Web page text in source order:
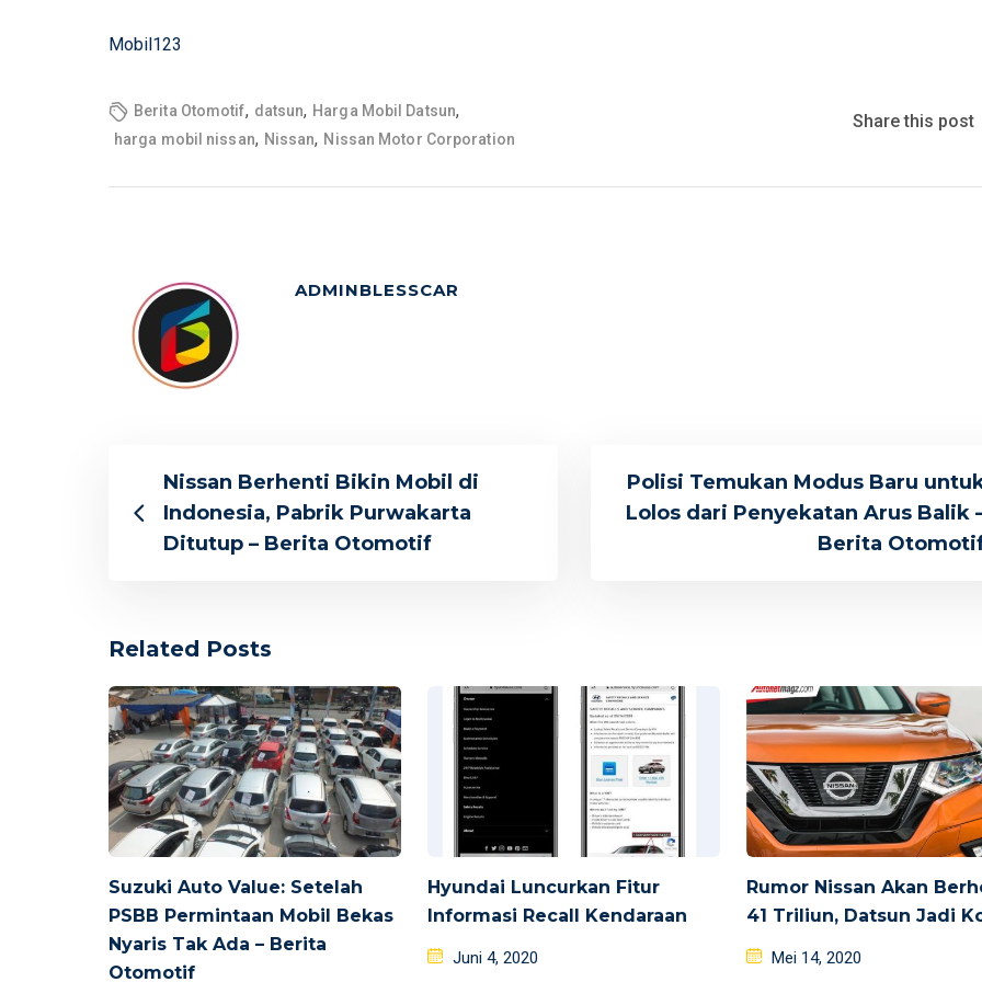
Mobil123
Berita Otomotif, datsun, Harga Mobil Datsun,
harga mobil nissan, Nissan, Nissan Motor Corporation
Share this post
ADMINBLESSCAR
Nissan Berhenti Bikin Mobil di
Indonesia, Pabrik Purwakarta
Ditutup – Berita Otomotif
Polisi Temukan Modus Baru
Lolos dari Penyekatan Arus Balik
Berita
Related Posts
Suzuki Auto Value: Setelah
PSBB Permintaan Mobil Bekas
Nyaris Tak Ada – Berita
Otomotif
Hyundai Luncurkan Fitur
Informasi Recall Kendaraan
Posted
Juni 4, 2020
Rumor Nissan Akan
41 Triliun, Datsun Jadi
Posted
Mei 14, 2020